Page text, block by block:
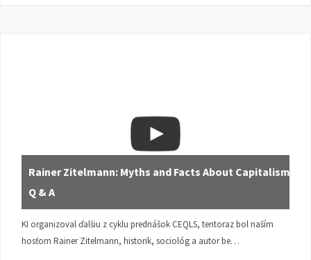
Rainer Zitelmann: Myths and Facts About Capitalism |
Q & A
KI organizoval ďalšiu z cyklu prednášok CEQLS, tentoraz bol naším
hosťom Rainer Zitelmann, historik, sociológ a autor be…